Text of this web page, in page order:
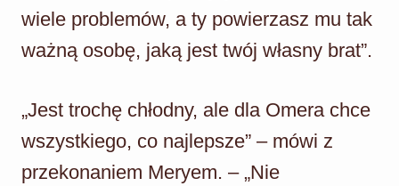
wiele problemów, a ty powierzasz mu tak
ważną osobę, jaką jest twój własny brat”.
„Jest trochę chłodny, ale dla Omera chce
wszystkiego, co najlepsze” – mówi z
przekonaniem Meryem. – „Nie